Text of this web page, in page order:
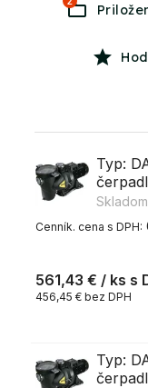
Typ:
561,43 € / ks
456,45 € bez DPH
Typ: